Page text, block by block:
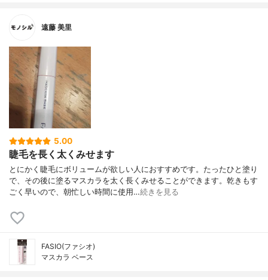
遠藤 美里
5.00
睫毛を長く太くみせます
とにかく睫毛にボリュームが欲しい人におすすめです。たったひと塗り
で、その後に塗るマスカラを太く長くみせることができます。乾きもす
ごく早いので、朝忙しい時間に使用…続きを見る
FASIO(ファシオ)
マスカラ ベース